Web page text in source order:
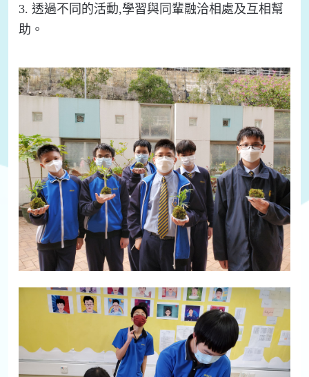
3. 透過不同的活動,學習與同輩融洽相處及互相幫
助。